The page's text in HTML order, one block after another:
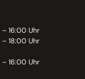
16:00 Uhr
18:00 Uhr
16:00 Uhr